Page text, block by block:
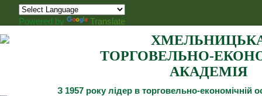
Powered by Translate
ТОРГОВЕЛЬНО-
АКАДЕМІЯ
З 1957 року лідер в торговельно-економічній